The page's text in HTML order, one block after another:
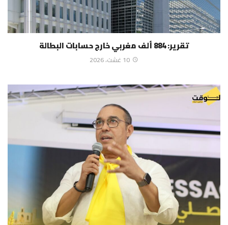
تقرير: 884 ألف مغربي خارج حسابات البطالة
10 غشت، 2026